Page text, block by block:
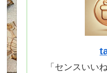
「センスいい